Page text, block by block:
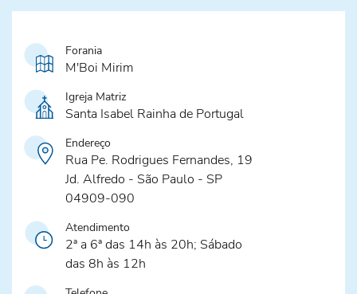
Forania
M'Boi Mirim
Igreja Matriz
Santa Isabel Rainha de Portugal
Endereço
Rua Pe. Rodrigues Fernandes, 19
Jd. Alfredo - São Paulo - SP
04909-090
Atendimento
2ª a 6ª das 14h às 20h; Sábado
das 8h às 12h